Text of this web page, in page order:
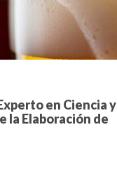
en Ciencia y
la Elaboración de